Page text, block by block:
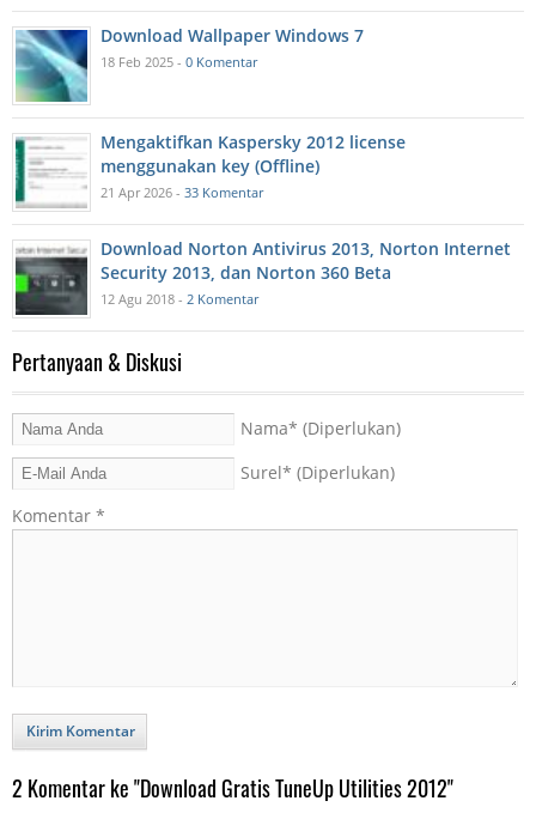
Download Wallpaper Windows 7
18 Feb 2025 - 0 Komentar
Mengaktifkan Kaspersky 2012 license
menggunakan key (Offline)
21 Apr 2026 - 33 Komentar
Download Norton Antivirus 2013, Norton Internet
Security 2013, dan Norton 360 Beta
12 Agu 2018 - 2 Komentar
Pertanyaan & Diskusi
Nama* (Diperlukan)
Surel* (Diperlukan)
Komentar *
Kirim Komentar
2 Komentar ke "Download Gratis TuneUp Utilities 2012"